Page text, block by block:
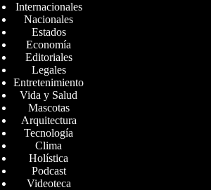
Internacionales
Nacionales
Estados
Economía
Editoriales
Legales
Entretenimiento
Vida y Salud
Mascotas
Arquitectura
Tecnología
Clima
Holística
Podcast
Videoteca